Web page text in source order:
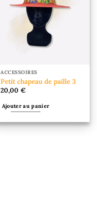
ACCESSOIRES
Petit chapeau de paille 3
20,00€
Ajouter au panier